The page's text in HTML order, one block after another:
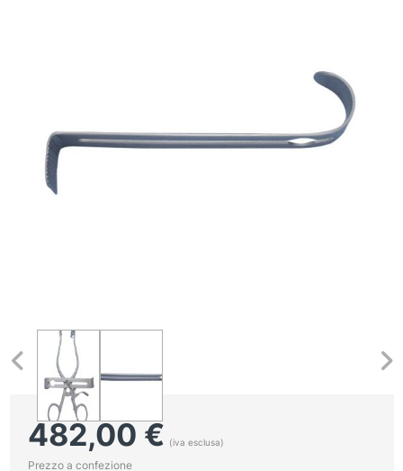
482,00€ (iva esclusa)
Prezzo a confezione